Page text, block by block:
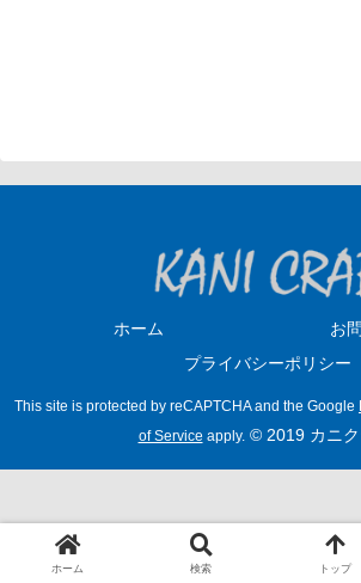
ホーム
お
プライバシーポリシー
This site is protected by reCAPTCHA and the Google
of Service apply. © 2019 カニク
ホーム 検索 トップ